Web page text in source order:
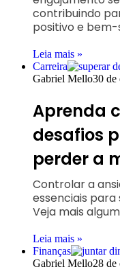
contribuindo
positivo e bem-
Leia mais »
Carreira
Gabriel Mello30 de
Aprenda
desafios
perder a
Controlar a
essenciais
Veja mais
Leia mais »
Finanças
Gabriel Mello28 de